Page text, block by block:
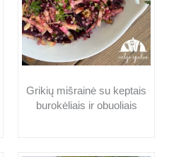
Grikių mišrainė su keptais
burokėliais ir obuoliais